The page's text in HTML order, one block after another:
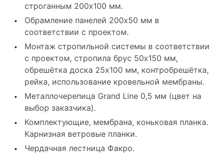
строганным 200x100 мм.
Обрамление панелей 200x50 мм в
соответствии с проектом.
Монтаж стропильной системы в соответствии
с проектом, стропила брус 50x150 мм,
обрешётка доска 25x100 мм, контробрешётка,
рейка, использование кровельной мембраны.
Металлочерепица Grand Line 0,5 мм (цвет на
выбор заказчика).
Комплектующие, мембрана, коньковая планка.
Карнизная ветровые планки.
Чердачная лестница Факро.